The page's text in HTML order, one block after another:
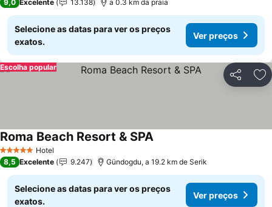
9,0 Excelente 13.138 a 0.3 km da praia
Selecione as datas para ver os preços
exatos.
Ver preços
Partilhar
Escolha popular
5 Estrelas Hotel
Roma Beach Resort & SPAVer preços
8,5 Excelente 9.247 Gündogdu, a 19.2 km de Serik
Selecione as datas para ver os preços
exatos.
Ver preços